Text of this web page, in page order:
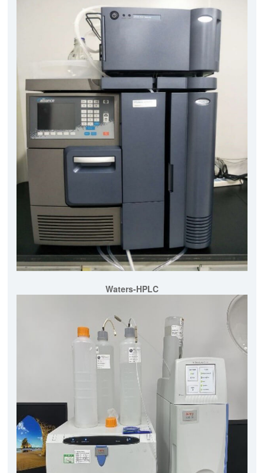
Waters-HPLC